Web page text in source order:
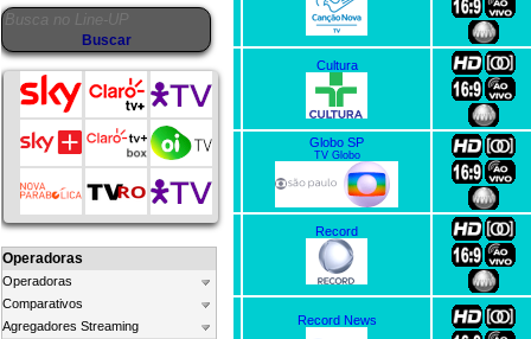
Operadoras
Operadoras
Comparativos
Agregadores Streaming
Cultura
Globo SP
TV Globo
Record
Record News